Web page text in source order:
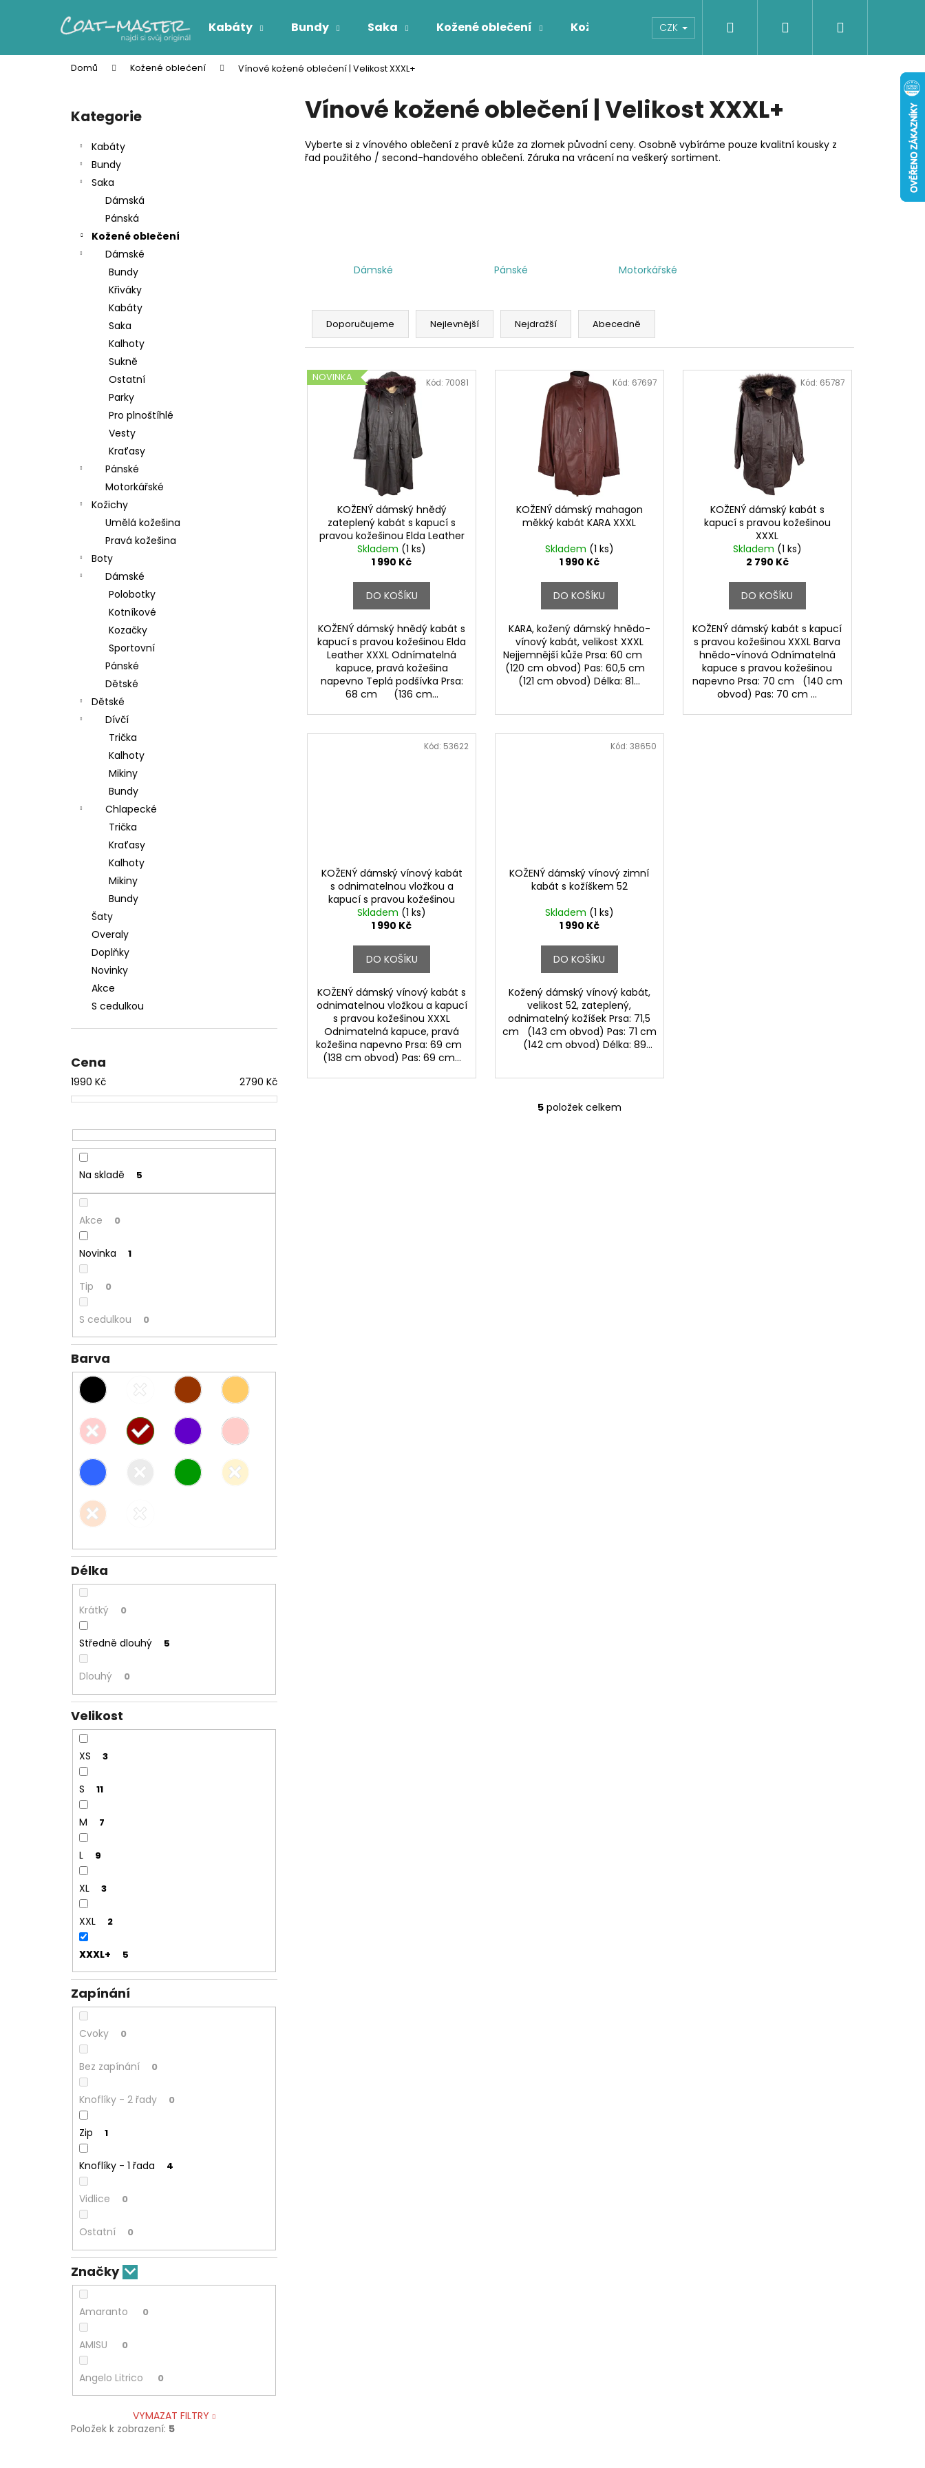
Kabáty Bundy Saka Kožené oblečení Kožichy Boty Dětské
CZK Přihlášení
Domů Kožené oblečení Vínové kožené oblečení | Velikost XXXL+
Přeskočit
kategorie
Kategorie
Kabáty
Bundy
Saka
Dámská
Pánská
Kožené oblečení
Dámské
Bundy
Křiváky
Kabáty
Saka
Kalhoty
Sukně
Ostatní
Parky
Pro plnoštíhlé
Vesty
Kraťasy
Pánské
Motorkářské
Kožichy
Umělá kožešina
Pravá kožešina
Boty
Dámské
Polobotky
Kotníkové
Kozačky
Sportovní
Pánské
Dětské
Dětské
Dívčí
Trička
Kalhoty
Mikiny
Bundy
Chlapecké
Trička
Kraťasy
Kalhoty
Mikiny
Bundy
Šaty
Overaly
Doplňky
Novinky
Akce
S cedulkou
Cena
1990 Kč 2790 Kč
Na skladě 5
Akce 0
Novinka 1
Tip 0
S cedulkou 0
Barva
Délka
Krátký 0
Středně dlouhý 5
Dlouhý 0
Velikost
XS 3
S 11
M 7
L 9
XL 3
XXL 2
XXXL+ 5
Zapínání
Cvoky 0
Bez zapínání 0
Knoflíky - 2 řady 0
Zip 1
Knoflíky - 1 řada 4
Vidlice 0
Ostatní 0
Značky
Amaranto 0
AMISU 0
Angelo Litrico 0
VYMAZAT FILTRY
Položek k zobrazení: 5
Vínové kožené oblečení | Velikost XXXL+
Vyberte si z vínového oblečení z pravé kůže za zlomek původní ceny. Osobně vybíráme pouze kvalitní kousky z
řad použitého / second-handového oblečení. Záruka na vrácení na veškerý sortiment.
Dámské Pánské Motorkářské
Ř
z
n
Doporučujeme Nejlevnější Nejdražší Abecedně
V
ýNOVINKA
KOŽENÝ dámský hnědý
zateplený kabát s kapucí s
pravou kožešinou Elda Leather
XXXL
Skladem (1 ks)
1 990 Kč
DO KOŠÍKU
KOŽENÝ dámský hnědý kabát s
kapucí s pravou kožešinou Elda
Leather XXXL Odnímatelná
kapuce, pravá kožešina
napevno Teplá podšívka Prsa:
68 cm (136 cm...
Kód:70081
KOŽENÝ dámský mahagon
měkký kabát KARA XXXL
Skladem (1 ks)
1 990 Kč
DO KOŠÍKU
KARA, kožený dámský hnědo-
vínový kabát, velikost XXXL
Nejjemnější kůže Prsa: 60 cm
(120 cm obvod) Pas: 60,5 cm
(121 cm obvod) Délka: 81...
Kód: 67697
KOŽENÝ dámský kabát s
kapucí s pravou kožešinou
XXXL
Skladem (1 ks)
2 790 Kč
DO KOŠÍKU
KOŽENÝ dámský kabát s kapucí
s pravou kožešinou XXXL Barva
hnědo-vínová Odnímatelná
kapuce s pravou kožešinou
napevno Prsa: 70 cm (140 cm
obvod) Pas: 70 cm ...
Kód: 65787
KOŽENÝ dámský vínový kabát
s odnimatelnou vložkou a
kapucí s pravou kožešinou
XXXL
Skladem (1 ks)
1 990 Kč
DO KOŠÍKU
KOŽENÝ dámský vínový kabát s
odnimatelnou vložkou a kapucí
s pravou kožešinou XXXL
Odnimatelná kapuce, pravá
kožešina napevno Prsa: 69 cm
(138 cm obvod) Pas: 69 cm...
Kód: 53622
KOŽENÝ dámský vínový zimní
kabát s kožíškem 52
Skladem (1 ks)
1 990 Kč
DO KOŠÍKU
Kožený dámský vínový kabát,
velikost 52, zateplený,
odnimatelný kožíšek Prsa: 71,5
cm (143 cm obvod) Pas: 71 cm
(142 cm obvod) Délka: 89...
Kód: 38650
O
5 položek celkem
í
Zpět
do
obchodu
Zpět
do
obchodu
Co potřebujete najít?